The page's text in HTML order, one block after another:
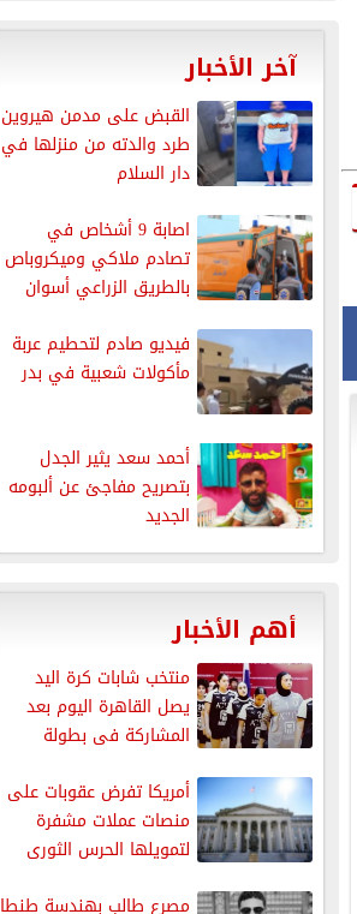
آخر الأخبار
القبض على مدمن هيروين
طرد والدته من منزلها في
دار السلام
اصابة 9 أشخاص في
تصادم ملاكي وميكروباص
بالطريق الزراعي أسوان
فيديو صادم لتحطيم عربة
مأكولات شعبية في بدر
أحمد سعد يثير الجدل
بتصريح مفاجئ عن ألبومه
الجديد
أهم الأخبار
منتخب شابات كرة اليد
يصل القاهرة اليوم بعد
المشاركة فى بطولة
أمريكا تفرض عقوبات على
منصات عملات مشفرة
لتمويلها الحرس الثورى
مصرع طالب بهندسة طنطا